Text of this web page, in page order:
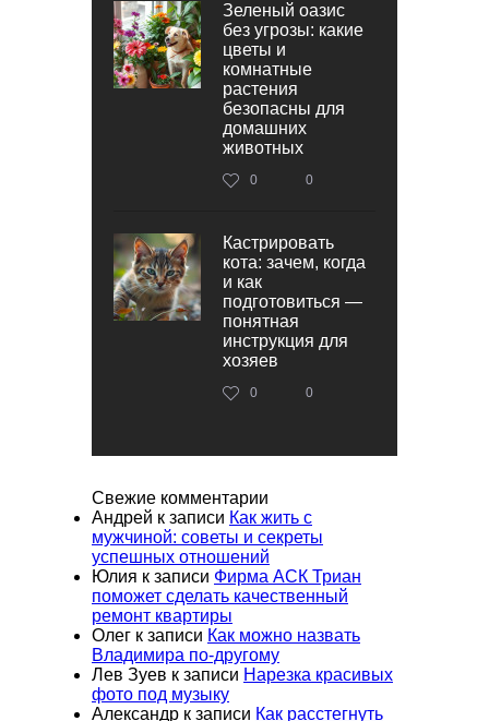
Зеленый оазис
без угрозы: какие
цветы и
комнатные
растения
безопасны для
домашних
животных
0 0
Кастрировать
кота: зачем, когда
и как
подготовиться —
понятная
инструкция для
хозяев
0 0
Свежие комментарии
Андрей к записи Как жить с
мужчиной: советы и секреты
успешных отношений
Юлия к записи Фирма АСК Триан
поможет сделать качественный
ремонт квартиры
Олег к записи Как можно назвать
Владимира по-другому
Лев Зуев к записи Нарезка красивых
фото под музыку
Александр к записи Как расстегнуть